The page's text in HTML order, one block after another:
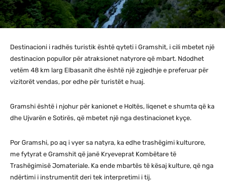
Destinacioni i radhës turistik është qyteti i Gramshit, i cili mbetet një
destinacion popullor për atraksionet natyrore që mbart. Ndodhet
vetëm 48 km larg Elbasanit dhe është një zgjedhje e preferuar për
vizitorët vendas, por edhe për turistët e huaj.
Gramshi është i njohur për kanionet e Holtës, liqenet e shumta që ka
dhe Ujvarën e Sotirës, që mbetet një nga destinacionet kyçe.
Por Gramshi, po aq i vyer sa natyra, ka edhe trashëgimi kulturore,
me fytyrat e Gramshit që janë Kryeveprat Kombëtare të
Trashëgimisë Jomateriale. Ka ende mbartës të kësaj kulture, që nga
ndërtimi i instrumentit deri tek interpretimi i tij.